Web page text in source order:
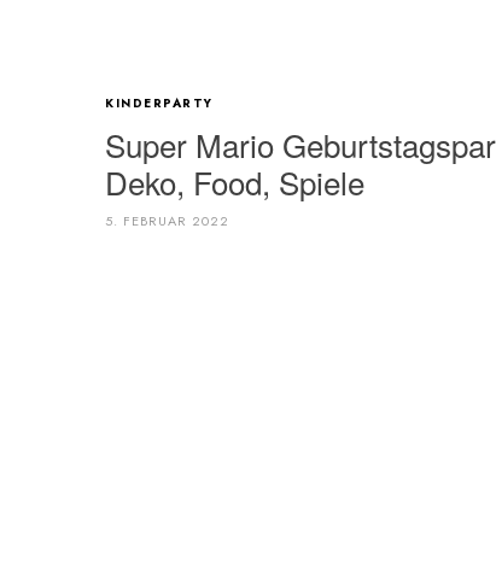
KINDERPARTY
Super Mario
Deko, Food, Spiele
5. FEBRUAR 2022